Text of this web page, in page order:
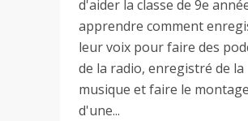
d'aider la classe de 9e
apprendre comment
leur voix pour faire des
de la radio, enregistré de la
musique et faire le montage
d'une...